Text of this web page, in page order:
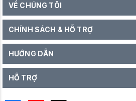
VỀ CHÚNG TÔI
CHÍNH SÁCH & HỖ TRỢ
HƯỚNG DẪN
HỖ TRỢ